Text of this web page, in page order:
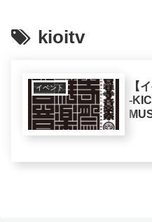
kioitv
イベント
【
-